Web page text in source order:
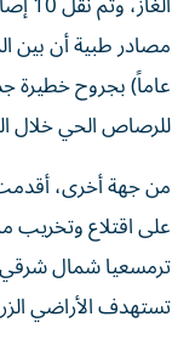
عاماً) بجروح
للرصاص الحي خلال
من جهة أخرى،
ترمسعيا شمال شرقي
تستهدف الأراضي